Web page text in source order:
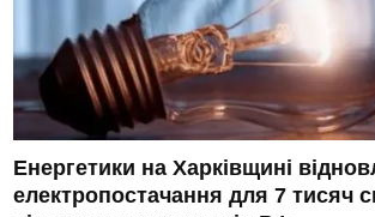
Енергетики на Харківщині
електропостачання для 7 тисяч